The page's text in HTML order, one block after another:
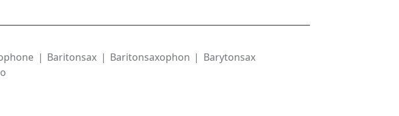
Baritonsax Baritonsaxophon
Barytonsax